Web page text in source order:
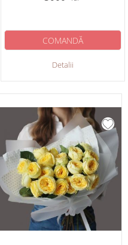
Detalii
COMANDĂ